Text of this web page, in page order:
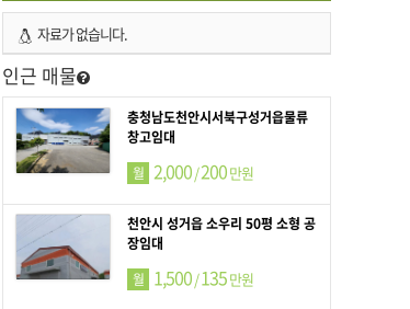
자료가 없습니다.
인근 매물
충청남도천안시서북구성거읍물류
창고임대
월 2,000/200만원
천안시 성거읍 소우리 50평 소형 공
장임대
월 1,500/135만원